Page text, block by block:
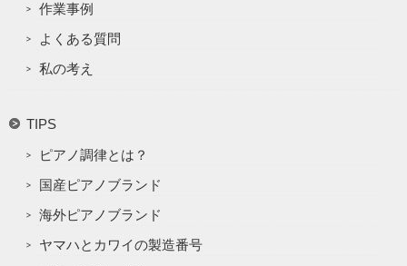
作業事例
よくある質問
私の考え
TIPS
ピアノ調律とは？
国産ピアノブランド
海外ピアノブランド
ヤマハとカワイの製造番号